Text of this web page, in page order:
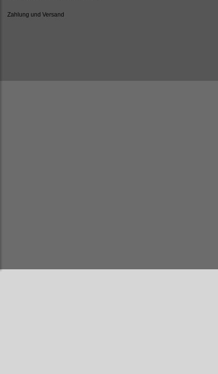
Zahlung und Versand